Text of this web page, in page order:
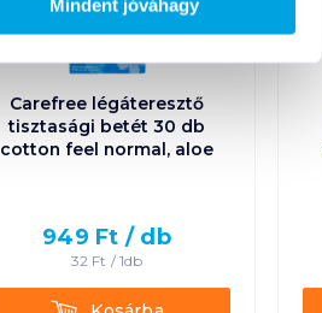
Mindent jóváhagy
Carefree légáteresztő
tisztasági betét 30 db
cotton feel normal, aloe
949 Ft / db
32 Ft / 1db
Kosárba